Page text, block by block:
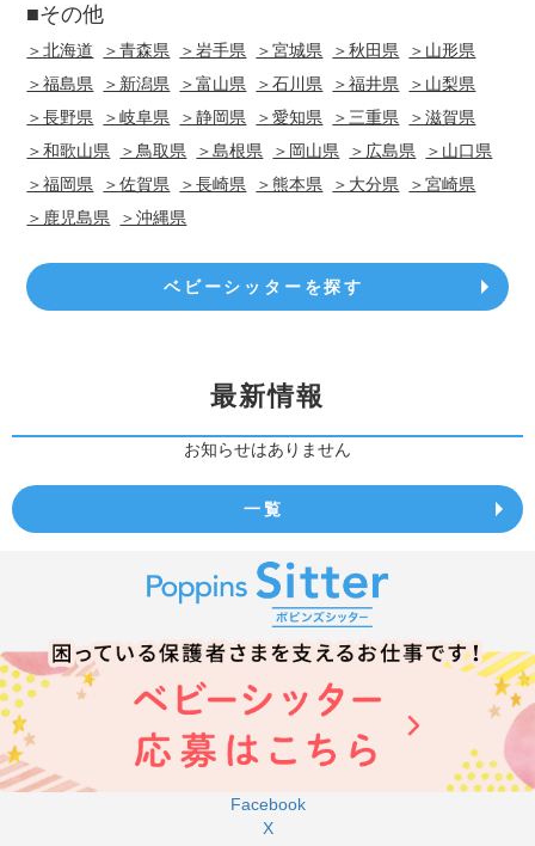
■その他
＞北海道 ＞青森県 ＞岩手県 ＞宮城県 ＞秋田県
＞山形県
＞福島県
＞新潟県 ＞富山県 ＞石川県 ＞福井県
＞山梨県
＞長野県
＞岐阜県 ＞静岡県 ＞愛知県 ＞三重県
＞滋賀県
＞和歌山県
＞鳥取県 ＞島根県 ＞岡山県 ＞広島県
＞山口県
＞福岡県
＞佐賀県 ＞長崎県 ＞熊本県 ＞大分県
＞宮崎県
＞鹿児島県
＞沖縄県
ベビーシッターを探す
最新情報
お知らせはありません
一覧
Facebook
X